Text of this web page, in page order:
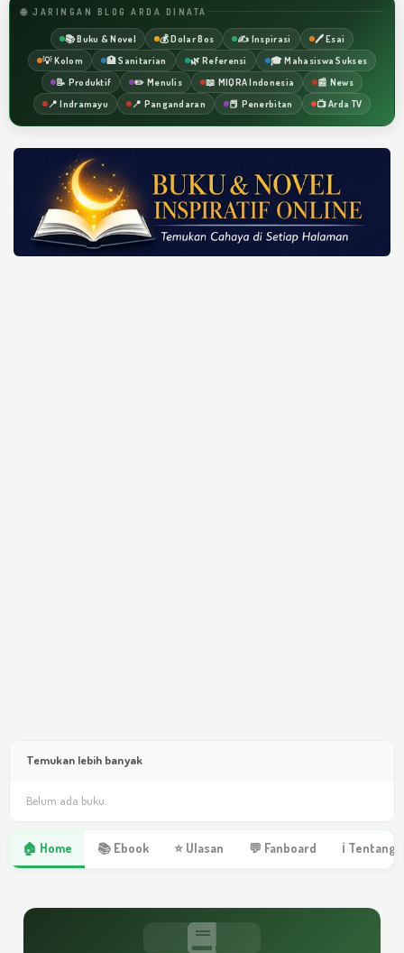
🌐 JARINGAN BLOG ARDA DINATA
📚 Buku & Novel 💰 Dolar Bos ✍️ Inspirasi
🖊️ Esai
💡 Kolom
🏥 Sanitarian 🌿 Referensi
🎓 Mahasiswa Sukses
📝 Produktif
✏️ Menulis 📖 MIQRA Indonesia
📰 News
📍 Indramayu
📍 Pangandaran 📕 Penerbitan 📺 Arda TV
Temukan lebih banyak
Belum ada buku.
🏠 Home 📚 Ebook ⭐ Ulasan 💬 Fanboard ℹ Tentang